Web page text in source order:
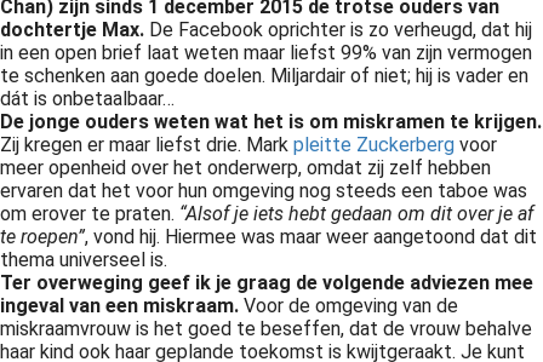
Chan) zijn sinds 1 december 2015 de trotse ouders van
dochtertje Max. De Facebook oprichter is zo verheugd, dat hij
in een open brief laat weten maar liefst 99% van zijn vermogen
te schenken aan goede doelen. Miljardair of niet; hij is vader en
dát is onbetaalbaar…
De jonge ouders weten wat het is om miskramen te krijgen.
Zij kregen er maar liefst drie. Mark pleitte Zuckerberg voor
meer openheid over het onderwerp, omdat zij zelf hebben
ervaren dat het voor hun omgeving nog steeds een taboe was
om erover te praten. “Alsof je iets hebt gedaan om dit over je af
te roepen”, vond hij. Hiermee was maar weer aangetoond dat dit
thema universeel is.
Ter overweging geef ik je graag de volgende adviezen mee
ingeval van een miskraam. Voor de omgeving van de
miskraamvrouw is het goed te beseffen, dat de vrouw behalve
haar kind ook haar geplande toekomst is kwijtgeraakt. Je kunt
gebruikt
te
de
Hierdoor
website-
van